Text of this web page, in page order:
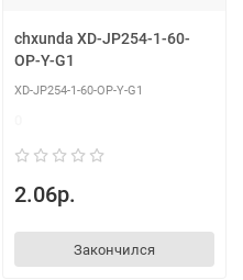
chxunda XD-JP254-1-60-
OP-Y-G1
XD-JP254-1-60-OP-Y-G1
2.06р.
Закончился